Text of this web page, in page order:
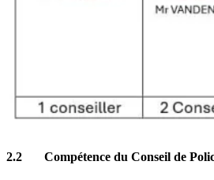
2.2 Compétence du Conseil de